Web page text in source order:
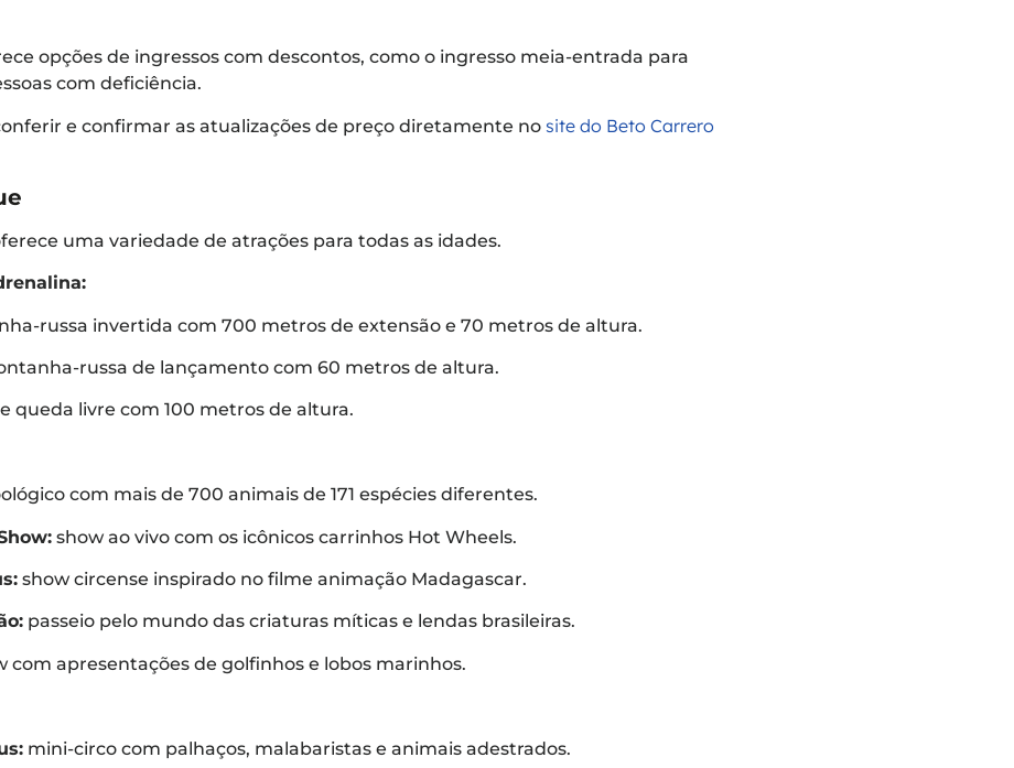
opções de ingressos com descontos, como o ingresso meia-entrada para
com deficiência.
e confirmar as atualizações de preço diretamente no site do Beto Carrero
uma variedade de atrações para todas as idades.
russa invertida com 700 metros de extensão e 70 metros de altura.
russa de lançamento com 60 metros de altura.
queda livre com 100 metros de altura.
com mais de 700 animais de 171 espécies diferentes.
show ao vivo com os icônicos carrinhos Hot Wheels.
show circense inspirado no filme animação Madagascar.
passeio pelo mundo das criaturas míticas e lendas brasileiras.
com apresentações de golfinhos e lobos marinhos.
mini-circo com palhaços, malabaristas e animais adestrados.